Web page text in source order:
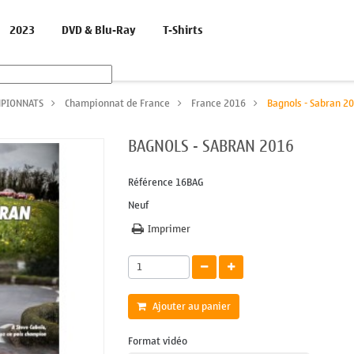
2023 DVD & Blu-Ray T-Shirts
> Championnat de France > France 2016 > Bagnols - Sabran
BAGNOLS - SABRAN 2016
Référence 16BAG
Neuf
Imprimer
Ajouter au panier
Format vidéo